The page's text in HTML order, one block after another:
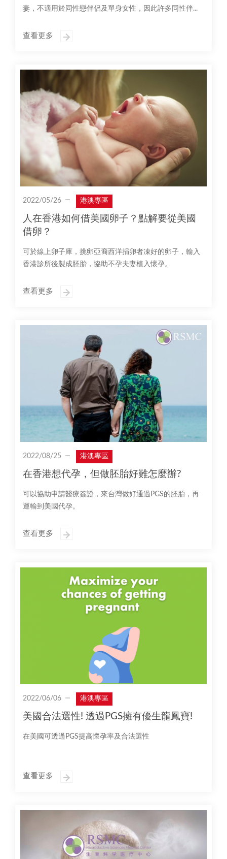
妻，不適用於同性戀伴侶及單身女性，因此許多同性伴...
查看更多
2022/05/26 港澳專區
人在香港如何借美國卵子？點解要從美國
借卵？
可於線上卵子庫，挑卵亞裔西洋捐卵者凍好的卵子，輸入
香港診所後製成胚胎，協助不孕夫妻植入懷孕。
查看更多
2022/08/25 港澳專區
在香港想代孕，但做胚胎好難怎麼辦?
可以協助申請醫療簽證，來台灣做好通過PGS的胚胎，再
運輸到美國代孕。
查看更多
2022/06/06 港澳專區
美國合法選性! 透過PGS擁有優生龍鳳寶!
在美國可透過PGS提高懷孕率及合法選性
查看更多